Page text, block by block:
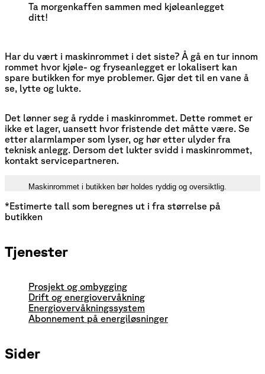
Ta morgenkaffen sammen med kjøleanlegget
ditt!
Har du vært i maskinrommet i det siste? Å gå en tur innom
rommet hvor kjøle- og fryseanlegget er lokalisert kan
spare butikken for mye problemer. Gjør det til en vane å
se, lytte og lukte.
Det lønner seg å rydde i maskinrommet. Dette rommet er
ikke et lager, uansett hvor fristende det måtte være. Se
etter alarmlamper som lyser, og hør etter ulyder fra
teknisk anlegg. Dersom det lukter svidd i maskinrommet,
kontakt servicepartneren.
Maskinrommet i butikken bør holdes ryddig og oversiktlig.
*Estimerte tall som beregnes ut i fra størrelse på
butikken
Tjenester
Prosjekt og ombygging
Drift og energiovervåkning
Energiovervåkningssystem
Abonnement på energiløsninger
Sider